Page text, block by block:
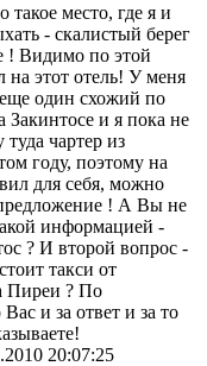
такое место, где я и
- скалистый берег
! Видимо по этой
этот отель! У меня
один схожий по
Закинтосе и я пока не
чартер из
году, поэтому на
для себя, можно
предложение ! А Вы не
информацией -
? И второй вопрос -
такси от
Пиреи ? По
и за ответ и за то
20:07:25